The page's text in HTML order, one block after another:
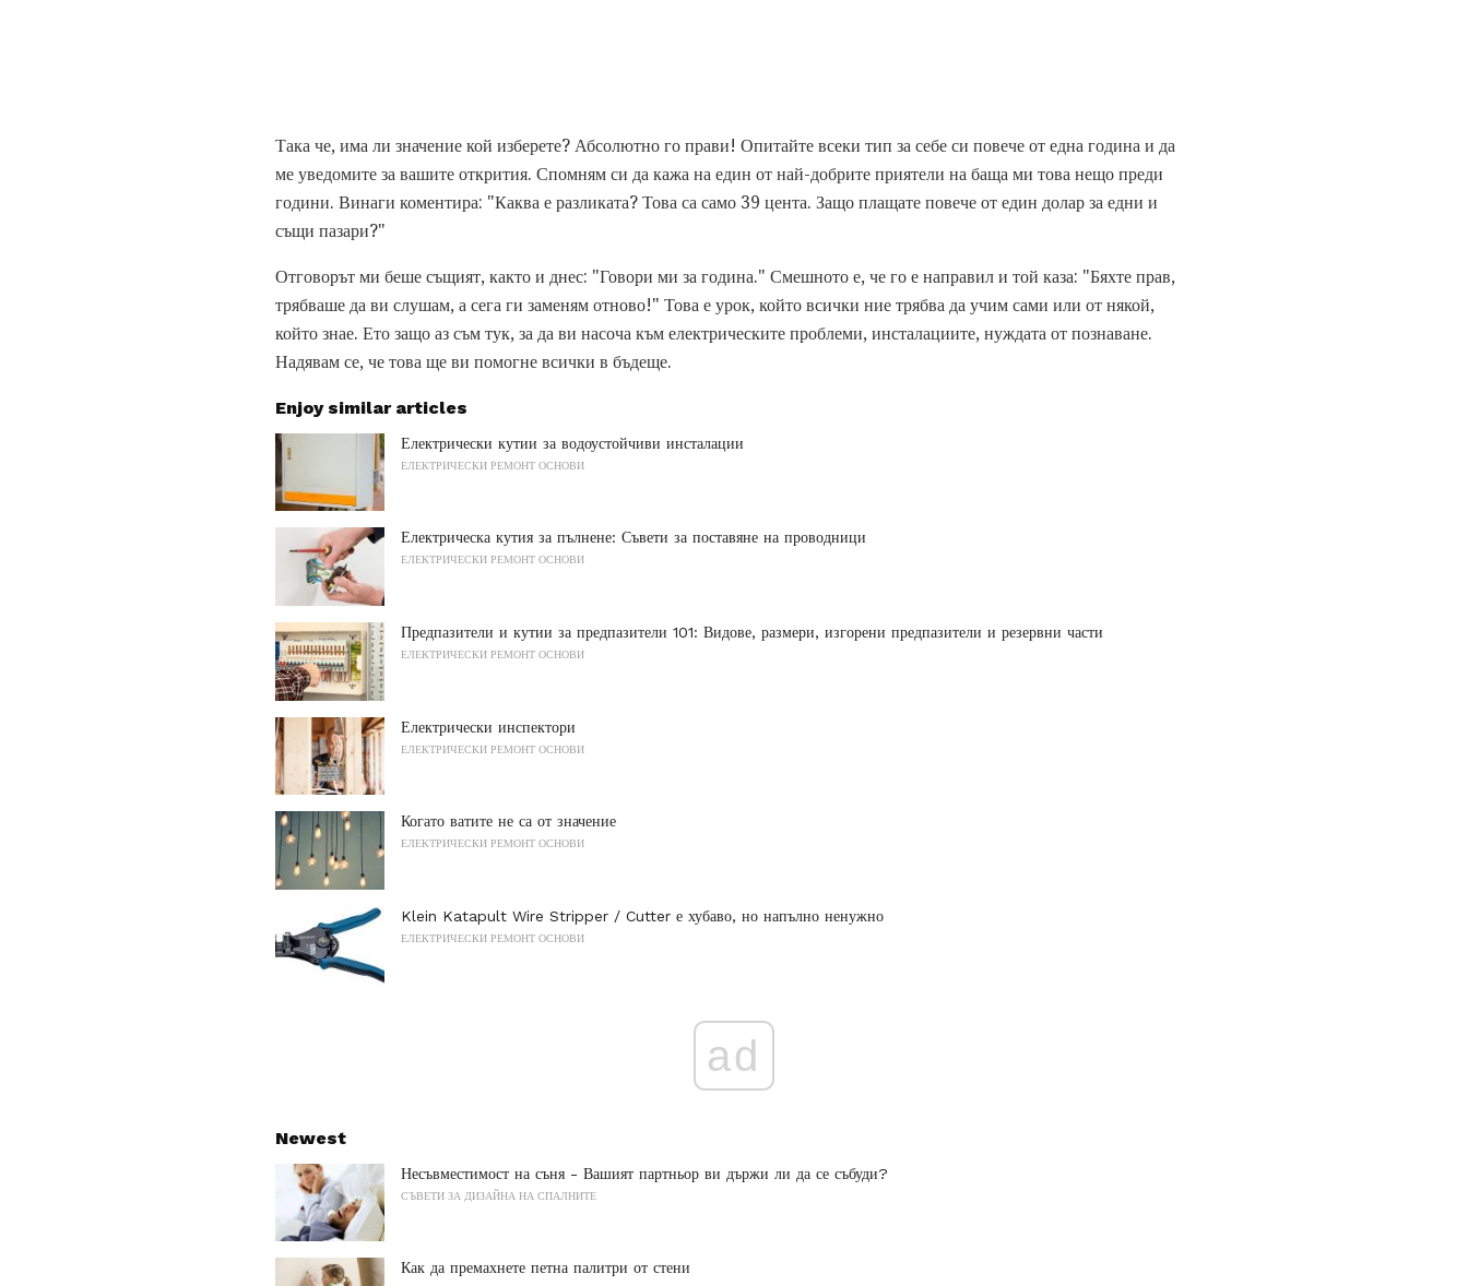
Така че, има ли значение кой изберете? Абсолютно го прави! Опитайте всеки тип за себе си повече от една година и да
ме уведомите за вашите открития. Спомням си да кажа на един от най-добрите приятели на баща ми това нещо преди
години. Винаги коментира: "Каква е разликата? Това са само 39 цента. Защо плащате повече от един долар за едни и
същи пазари?"
Отговорът ми беше същият, както и днес: "Говори ми за година." Смешното е, че го е направил и той каза: "Бяхте прав,
трябваше да ви слушам, а сега ги заменям отново!" Това е урок, който всички ние трябва да учим сами или от някой,
който знае. Ето защо аз съм тук, за да ви насоча към електрическите проблеми, инсталациите, нуждата от познаване.
Надявам се, че това ще ви помогне всички в бъдеще.
Enjoy similar articles
Електрически кутии за водоустойчиви инсталации
ЕЛЕКТРИЧЕСКИ РЕМОНТ ОСНОВИ
Електрическа кутия за пълнене: Съвети за поставяне на проводници
ЕЛЕКТРИЧЕСКИ РЕМОНТ ОСНОВИ
Предпазители и кутии за предпазители 101: Видове, размери, изгорени предпазители и резервни части
ЕЛЕКТРИЧЕСКИ РЕМОНТ ОСНОВИ
Електрически инспектори
ЕЛЕКТРИЧЕСКИ РЕМОНТ ОСНОВИ
Когато ватите не са от значение
ЕЛЕКТРИЧЕСКИ РЕМОНТ ОСНОВИ
Klein Katapult Wire Stripper / Cutter е хубаво, но напълно ненужно
ЕЛЕКТРИЧЕСКИ РЕМОНТ ОСНОВИ
ad
Newest
Несъвместимост на съня - Вашият партньор ви държи ли да се събуди?
СЪВЕТИ ЗА ДИЗАЙНА НА СПАЛНИТЕ
Как да премахнете петна палитри от стени